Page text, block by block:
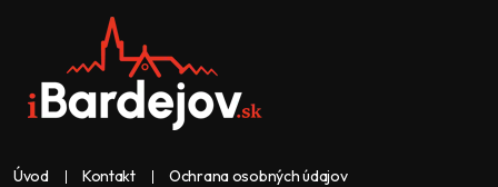
Úvod Kontakt Ochrana osobných údajov